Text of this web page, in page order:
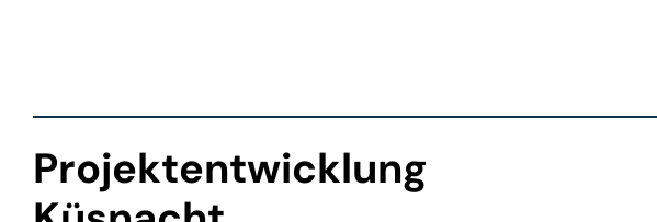
Projektentwicklung